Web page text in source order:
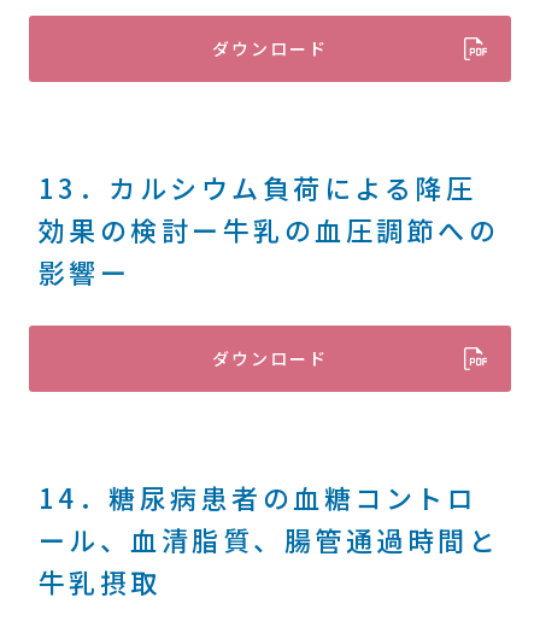
ダウンロード
13．カルシウム負荷による降圧
効果の検討ー牛乳の血圧調節への
影響ー
ダウンロード
14．糖尿病患者の血糖コントロ
ール、血清脂質、腸管通過時間と
牛乳摂取